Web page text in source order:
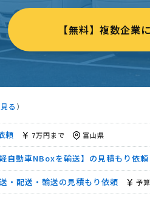
【無料】複数企業
る ）
玉名市）】の見積もり依頼
ナへ 27フィート船の陸送】の見積
千葉県の戸建て1Fへ】運送の見積
5万円まで 富山県
5万円まで
・車両の移動はありません！】の見
頼 7万円まで 富山県
自動車NBoxを輸送】の見積もり依頼